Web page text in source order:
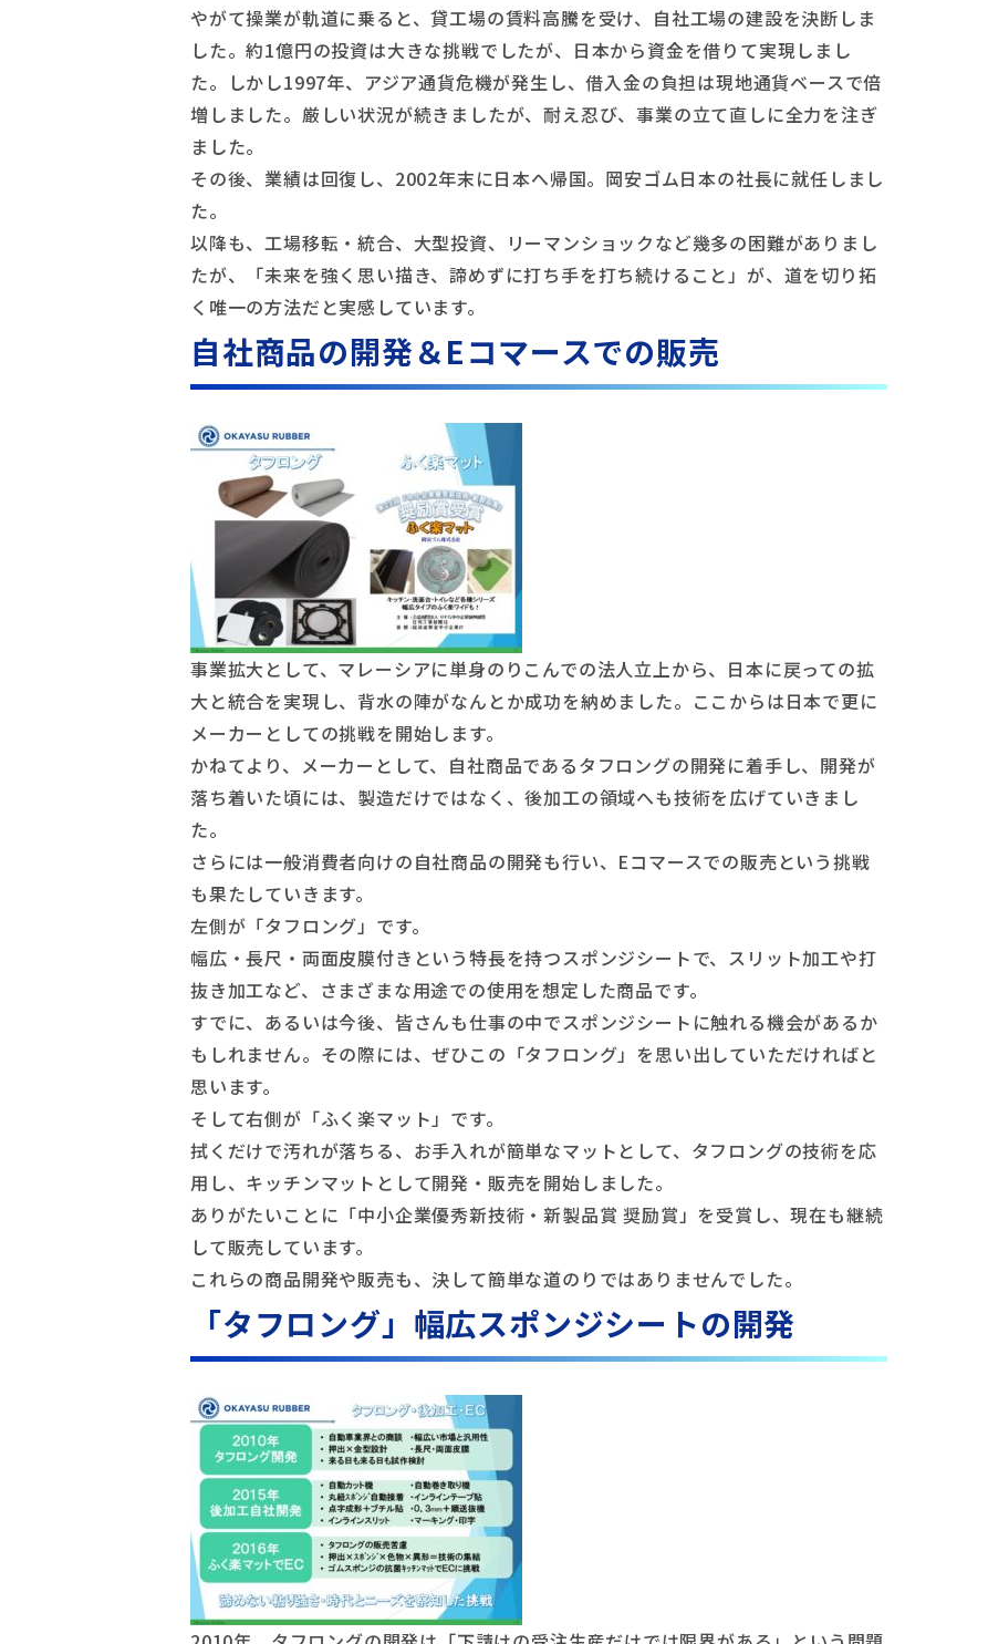
やがて操業が軌道に乗ると、貸工場の賃料高騰を受け、自社工場の建設を決断しま
した。約1億円の投資は大きな挑戦でしたが、日本から資金を借りて実現しまし
た。しかし1997年、アジア通貨危機が発生し、借入金の負担は現地通貨ベースで倍
増しました。厳しい状況が続きましたが、耐え忍び、事業の立て直しに全力を注ぎ
ました。
その後、業績は回復し、2002年末に日本へ帰国。岡安ゴム日本の社長に就任しまし
た。
以降も、工場移転・統合、大型投資、リーマンショックなど幾多の困難がありまし
たが、「未来を強く思い描き、諦めずに打ち手を打ち続けること」が、道を切り拓
く唯一の方法だと実感しています。
自社商品の開発＆Eコマースでの販売
事業拡大として、マレーシアに単身のりこんでの法人立上から、日本に戻っての拡
大と統合を実現し、背水の陣がなんとか成功を納めました。ここからは日本で更に
メーカーとしての挑戦を開始します。
かねてより、メーカーとして、自社商品であるタフロングの開発に着手し、開発が
落ち着いた頃には、製造だけではなく、後加工の領域へも技術を広げていきまし
た。
さらには一般消費者向けの自社商品の開発も行い、Eコマースでの販売という挑戦
も果たしていきます。
左側が「タフロング」です。
幅広・長尺・両面皮膜付きという特長を持つスポンジシートで、スリット加工や打
抜き加工など、さまざまな用途での使用を想定した商品です。
すでに、あるいは今後、皆さんも仕事の中でスポンジシートに触れる機会があるか
もしれません。その際には、ぜひこの「タフロング」を思い出していただければと
思います。
そして右側が「ふく楽マット」です。
拭くだけで汚れが落ちる、お手入れが簡単なマットとして、タフロングの技術を応
用し、キッチンマットとして開発・販売を開始しました。
ありがたいことに「中小企業優秀新技術・新製品賞 奨励賞」を受賞し、現在も継続
して販売しています。
これらの商品開発や販売も、決して簡単な道のりではありませんでした。
「タフロング」幅広スポンジシートの開発